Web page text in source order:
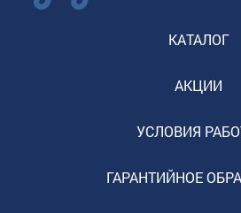
КАТАЛОГ
АКЦИИ
УСЛОВИЯ
ГАРАНТИЙНОЕ